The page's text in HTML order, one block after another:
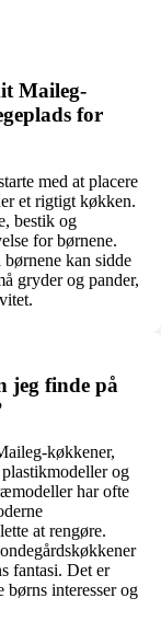
Maileg-
for
med at placere
et rigtigt køkken.
bestik og
for børnene.
kan sidde
gryder og pander,
jeg finde på
køkkener,
og
har ofte
at rengøre.
fantasi. Det er
interesser og